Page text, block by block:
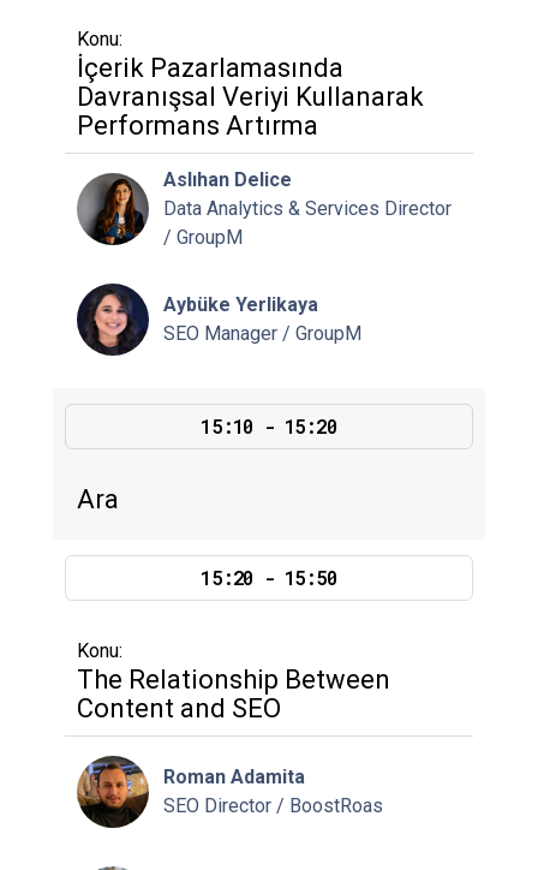
Konu:
İçerik Pazarlamasında
Davranışsal Veriyi Kullanarak
Performans Artırma
Aslıhan Delice
Data Analytics & Services Director
/ GroupM
Aybüke Yerlikaya
SEO Manager / GroupM
15:10 - 15:20
Ara
15:20 - 15:50
Konu:
The Relationship Between
Content and SEO
Roman Adamita
SEO Director / BoostRoas